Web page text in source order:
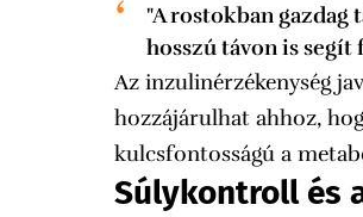
"A rostokban
hosszú távon is
Az inzulinérzékenység
hozzájárulhat ahhoz,
kulcsfontosságú a
Súlykontroll és